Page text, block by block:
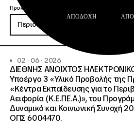
Προκηρύξεις
Περισσότερα
02 · 06 · 2026
ΔΙΕΘΝΗΣ ΑΝΟΙΧΤΟΣ
Υποέργο 3 «Υλικό Προβολής της
«Κέντρα Εκπαίδευσης για το
Αειφορία (Κ.Ε.ΠΕ.Α.)», του
Δυναμικό και Κοινωνική Συνοχή
ΟΠΣ 6004470.
ΑΠΟΔΟΧΉ